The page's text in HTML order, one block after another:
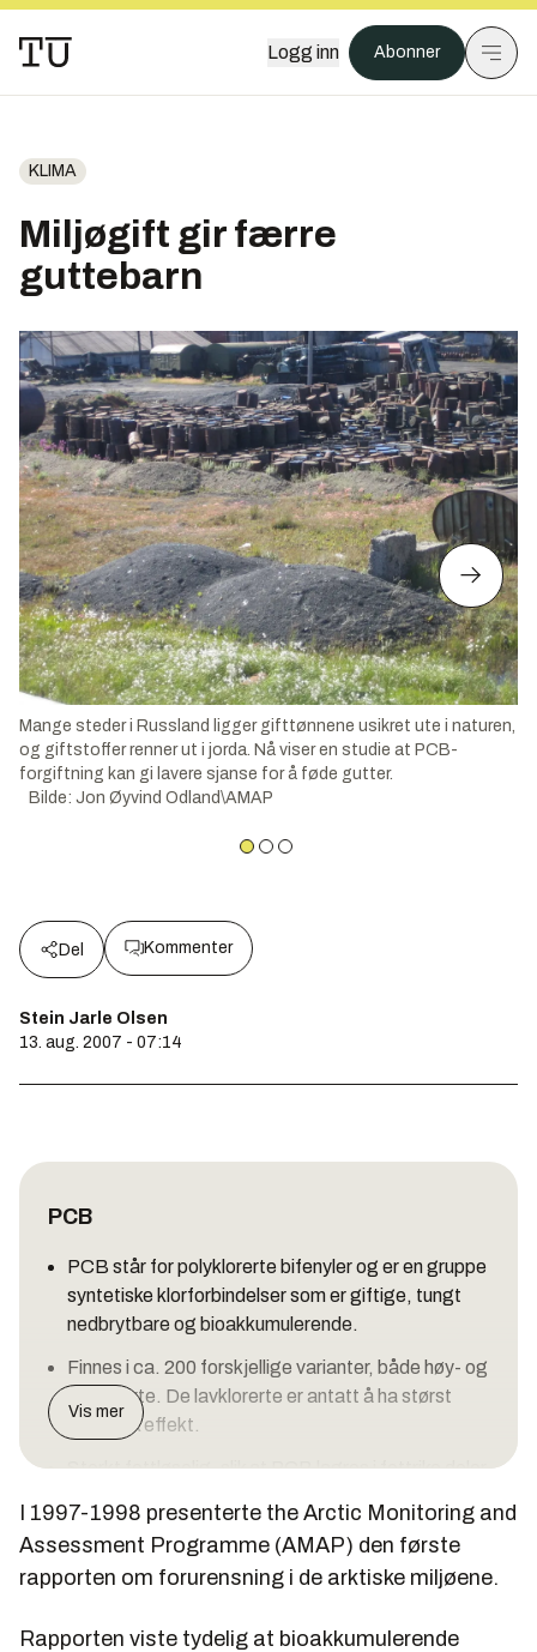
Logg inn Abonner
KLIMA
Miljøgift gir færre
guttebarn
Mange steder i Russland ligger gifttønnene usikret ute i naturen,
og giftstoffer renner ut i jorda. Nå viser en studie at PCB-
forgiftning kan gi lavere sjanse for å føde gutter.
Bilde: Jon Øyvind Odland\AMAP
Del Kommenter
Stein Jarle Olsen
13. aug. 2007 - 07:14
PCB
PCB står for polyklorerte bifenyler og er en gruppe
syntetiske klorforbindelser som er giftige, tungt
nedbrytbare og bioakkumulerende.
Finnes i ca. 200 forskjellige varianter, både høy- og
lavklorerte. De lavklorerte er antatt å ha størst
biologisk effekt.
Sterkt fettløselig, slik at PCB lagres i fettrike deler
Overføres til neste generasjon via egg, livmor og
morsmelk.
skade på nervesystem, leverkreft og lavere
Vis mer
I 1997-1998 presenterte the Arctic Monitoring and
Assessment Programme (AMAP) den første
rapporten om forurensning i de arktiske miljøene.
Rapporten viste tydelig at bioakkumulerende